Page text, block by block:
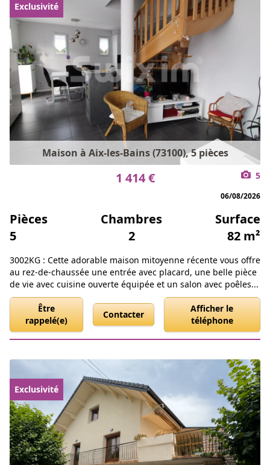
Maison à Aix-les-Bains (73100), 5 pièces
Exclusivité
1 414 € 5
06/08/2026
Pièces
5
Chambres
2
Surface
82 m²
3002KG : Cette adorable maison mitoyenne récente vous offre
au rez-de-chaussée une entrée avec placard, une belle pièce
de vie avec cuisine ouverte équipée et un salon avec poêles...
Être
rappelé(e)
Contacter
Afficher le
téléphone
Exclusivité